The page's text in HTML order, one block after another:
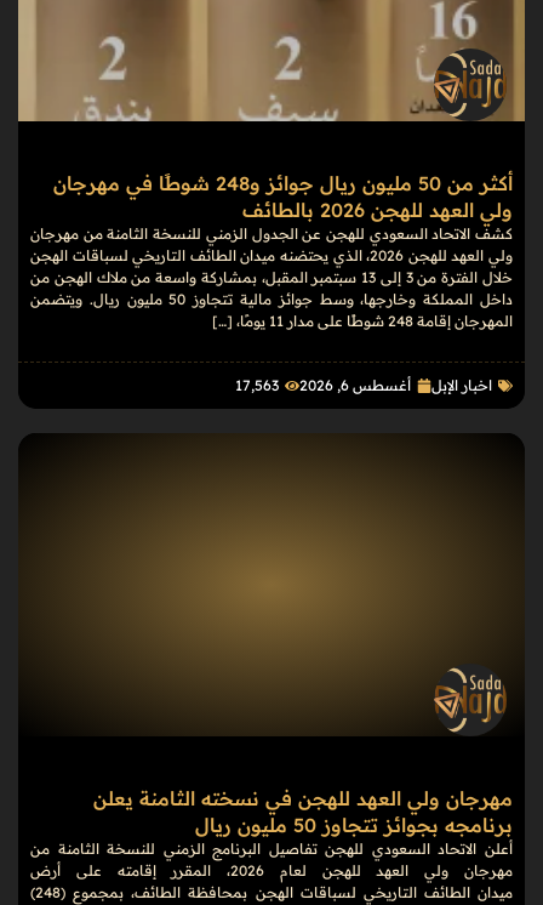
أكثر من 50 مليون ريال جوائز و248 شوطًا في مهرجان
ولي العهد للهجن 2026 بالطائف
كشف الاتحاد السعودي للهجن عن الجدول الزمني للنسخة الثامنة من مهرجان
ولي العهد للهجن 2026، الذي يحتضنه ميدان الطائف التاريخي لسباقات الهجن
خلال الفترة من 3 إلى 13 سبتمبر المقبل، بمشاركة واسعة من ملاك الهجن من
داخل المملكة وخارجها، وسط جوائز مالية تتجاوز 50 مليون ريال. ويتضمن
المهرجان إقامة 248 شوطًا على مدار 11 يومًا، […]
اخبار الإبل أغسطس 6, 2026 17٬563
مهرجان ولي العهد للهجن في نسخته الثامنة يعلن
برنامجه بجوائز تتجاوز 50 مليون ريال
أعلن الاتحاد السعودي للهجن تفاصيل البرنامج الزمني للنسخة الثامنة من
مهرجان ولي العهد للهجن لعام 2026، المقرر إقامته على أرض
ميدان الطائف التاريخي لسباقات الهجن بمحافظة الطائف، بمجموع (248)